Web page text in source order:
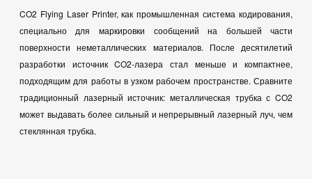
CO2 Flying Laser Printer, как промышленная система кодирования,
специально для маркировки сообщений на большей части
поверхности неметаллических материалов. После десятилетий
разработки источник CO2-лазера стал меньше и компактнее,
подходящим для работы в узком рабочем пространстве. Сравните
традиционный лазерный источник: металлическая трубка с CO2
может выдавать более сильный и непрерывный лазерный луч, чем
стеклянная трубка.